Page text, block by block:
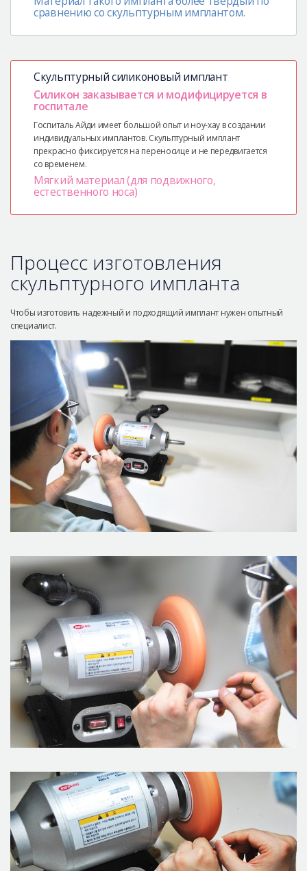
сравнению со скульптурным имплантом.
Скульптурный силиконовый имплант
Силикон заказывается и модифицируется в
госпитале
Госпиталь Айди имеет большой опыт и ноу-хау в создании
индивидуальных имплантов. Скульптурный имплант
прекрасно фиксируется на переносице и не передвигается
со временем.
Мягкий материал (для подвижного,
естественного носа)
Процесс изготовления
скульптурного импланта
Чтобы изготовить надежный и подходящий имплант нужен опытный
специалист.